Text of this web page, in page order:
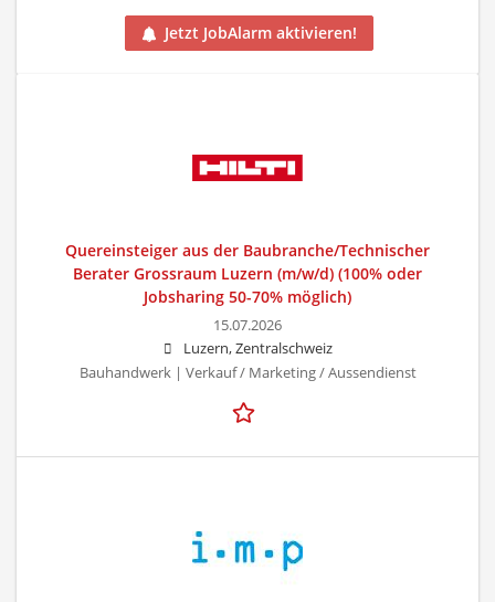
Jetzt JobAlarm aktivieren!
Quereinsteiger aus der Baubranche/Technischer
Berater Grossraum Luzern (m/w/d) (100% oder
Jobsharing 50-70% möglich)
15.07.2026
Luzern, Zentralschweiz
Bauhandwerk | Verkauf / Marketing / Aussendienst